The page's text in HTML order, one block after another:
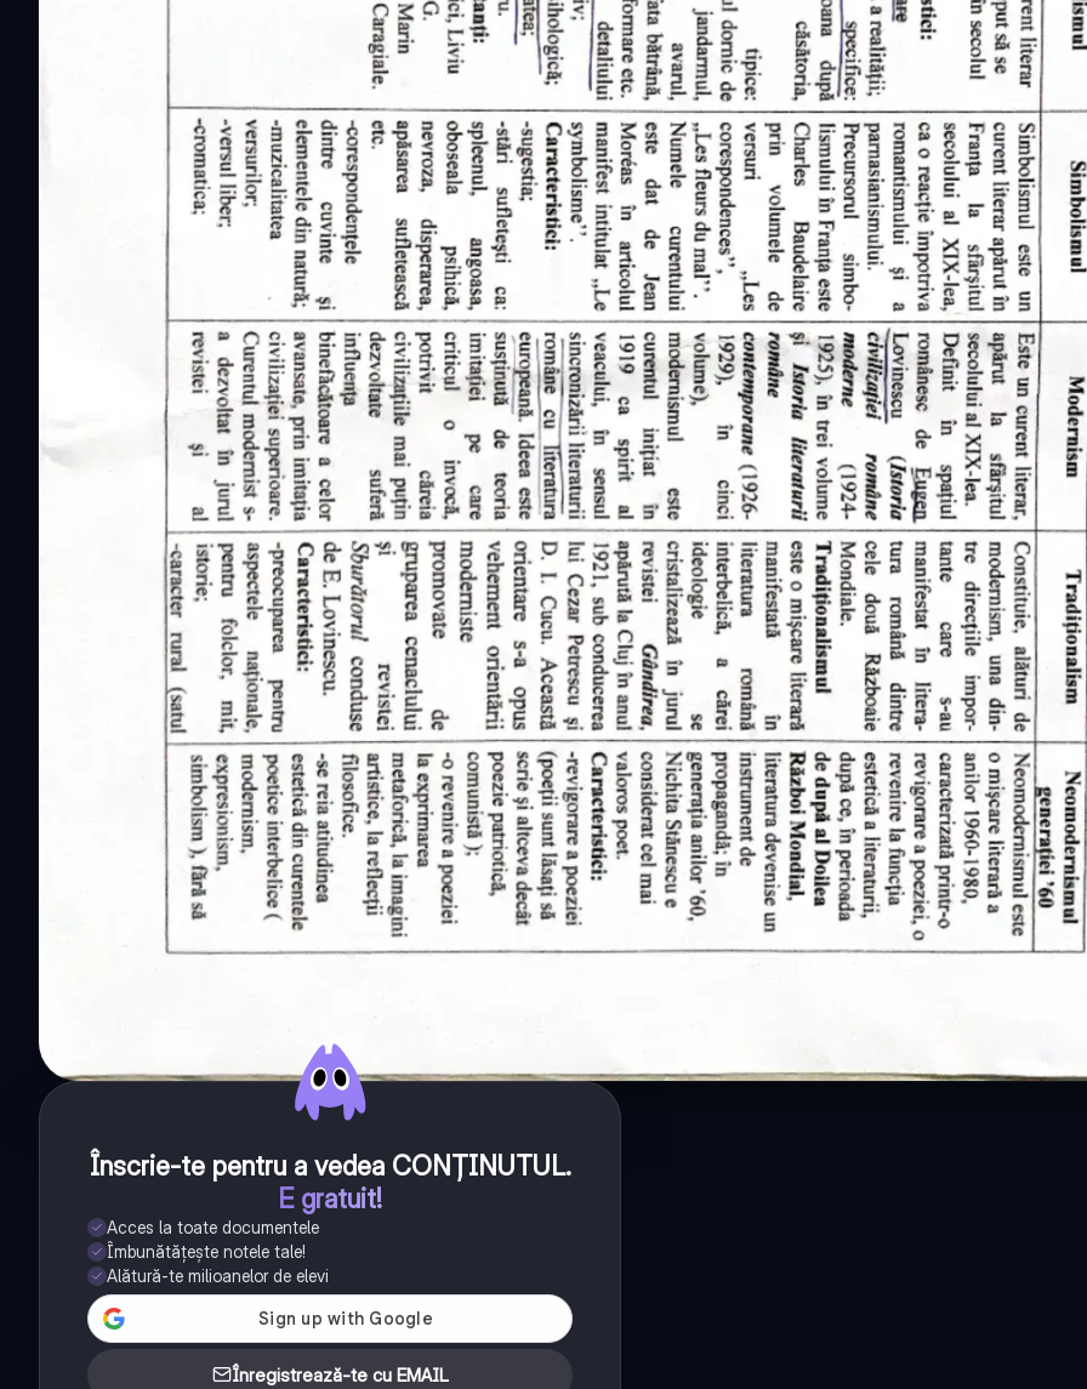
Înscrie-te pentru a vedea CONȚINUTUL.
E gratuit!
Acces la toate documentele
Îmbunătățește notele tale!
Alătură-te milioanelor de elevi
Înregistrează-te cu EMAIL